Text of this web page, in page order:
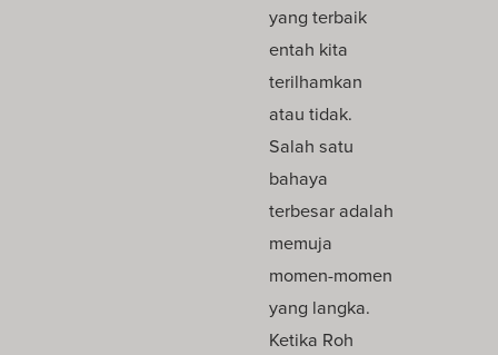
yang terbaik
entah kita
terilhamkan
atau tidak.
Salah satu
bahaya
terbesar adalah
memuja
momen-momen
yang langka.
Ketika Roh